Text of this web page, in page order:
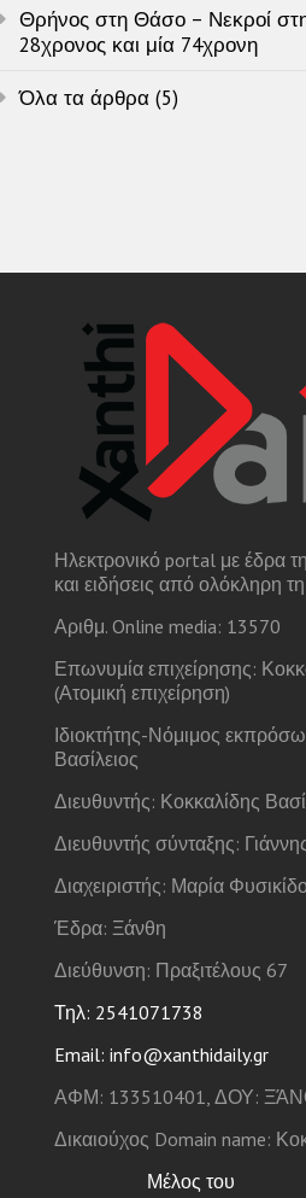
Θρήνος στη Θάσο – Νεκροί
28χρονος και μία 74χρονη
Όλα τα άρθρα (5)
Ηλεκτρονικό portal με έδρα
και ειδήσεις από ολόκληρη
Αριθμ. Online media: 13570
Επωνυμία επιχείρησης:
(Ατομική επιχείρηση)
Ιδιοκτήτης-Νόμιμος
Βασίλειος
Διευθυντής: Κοκκαλίδης
Διευθυντής σύνταξης:
Διαχειριστής: Μαρία
Έδρα: Ξάνθη
Διεύθυνση: Πραξιτέλους 67
Τηλ: 2541071738
Email: info@xanthidaily.gr
ΑΦΜ: 133510401, ΔΟΥ:
Δικαιούχος Domain name:
Μέλος του